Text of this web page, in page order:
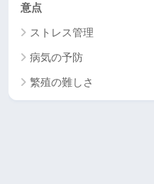
意点
ストレス管理
病気の予防
繁殖の難しさ